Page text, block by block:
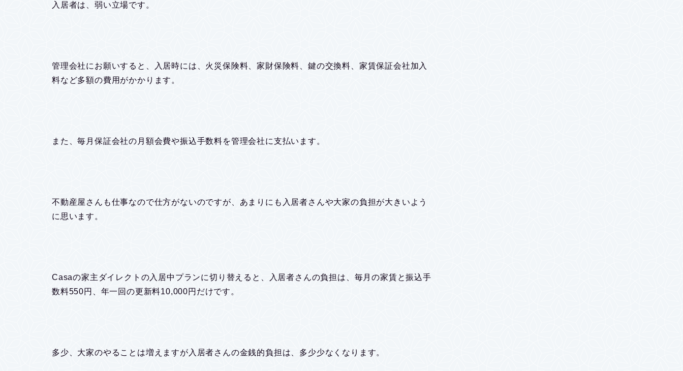
入居者は、弱い立場です。
管理会社にお願いすると、入居時には、火災保険料、家財保険料、鍵の交換料、家賃保証会社加入
料など多額の費用がかかります。
また、毎月保証会社の月額会費や振込手数料を管理会社に支払います。
不動産屋さんも仕事なので仕方がないのですが、あまりにも入居者さんや大家の負担が大きいよう
に思います。
Casaの家主ダイレクトの入居中プランに切り替えると、入居者さんの負担は、毎月の家賃と振込手
数料550円、年一回の更新料10,000円だけです。
多少、大家のやることは増えますが入居者さんの金銭的負担は、多少少なくなります。